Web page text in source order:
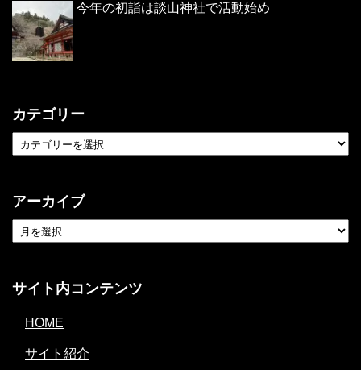
今年の初詣は談山神社で活動始め
カテゴリー
アーカイブ
サイト内コンテンツ
HOME
サイト紹介